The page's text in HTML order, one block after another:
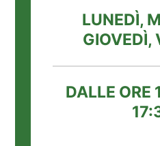
LUNEDÌ,
GIOVEDÌ,
DALLE ORE